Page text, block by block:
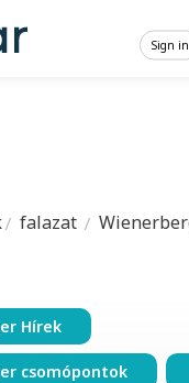
Sign in
falazat
Hírek
csomópontok